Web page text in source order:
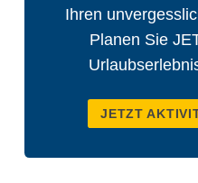
Ihren
Planen Sie
JETZT